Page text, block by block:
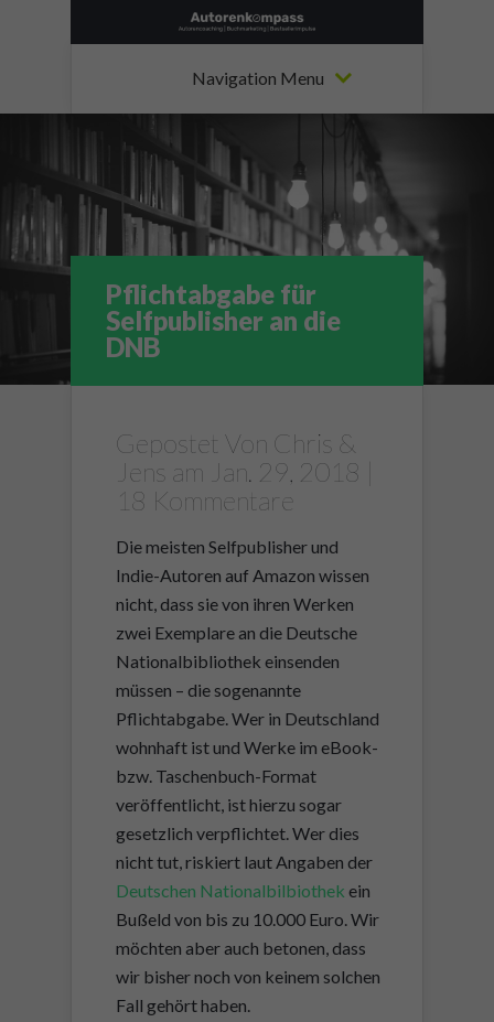
Navigation Menu
Pflichtabgabe für
Selfpublisher an die
DNB
Gepostet Von Chris &
Jens am Jan. 29, 2018 |
18 Kommentare
Die meisten Selfpublisher und
Indie-Autoren auf Amazon wissen
nicht, dass sie von ihren Werken
zwei Exemplare an die Deutsche
Nationalbibliothek einsenden
müssen – die sogenannte
Pflichtabgabe. Wer in Deutschland
wohnhaft ist und Werke im eBook-
bzw. Taschenbuch-Format
veröffentlicht, ist hierzu sogar
gesetzlich verpflichtet. Wer dies
nicht tut, riskiert laut Angaben der
Deutschen Nationalbilbiothek ein
Bußeld von bis zu 10.000 Euro. Wir
möchten aber auch betonen, dass
wir bisher noch von keinem solchen
Fall gehört haben.